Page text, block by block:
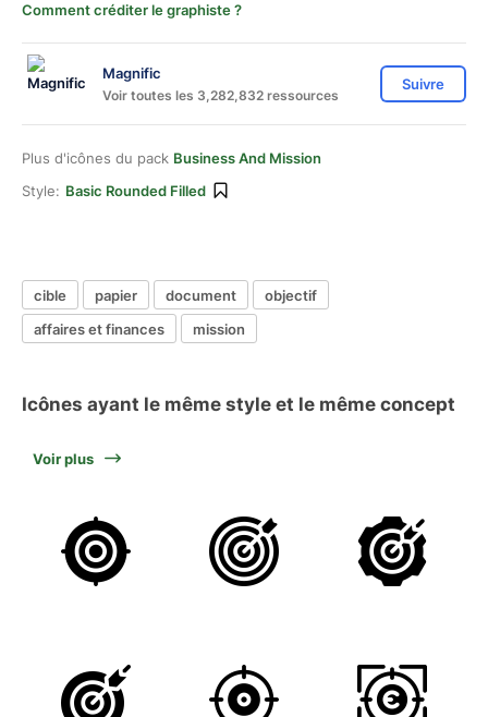
Comment créditer le graphiste ?
Magnific
Voir toutes les 3,282,832 ressources
Suivre
Plus d'icônes du pack Business And Mission
Style: Basic Rounded Filled
cible papier document
objectif
affaires et finances
mission
Icônes ayant le même style et le même concept
Voir plus